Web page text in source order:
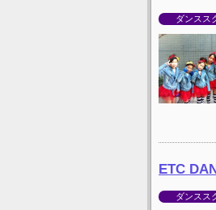
ダンスス
ETC
ダンスス